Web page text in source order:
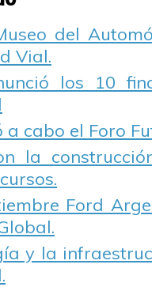
del
Vial.
los 10
cabo el Foro
la
Ford
y la